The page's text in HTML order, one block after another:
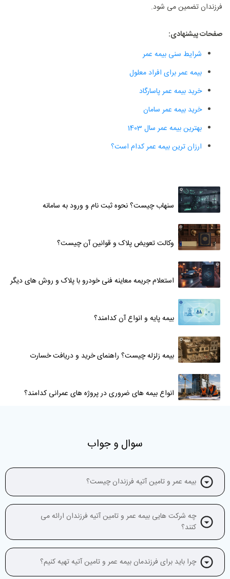
فرزندان تضمین می ‌شود.
صفحات پیشنهادی:
شرایط سنی بیمه عمر
بیمه عمر برای افراد معلول
خرید بیمه عمر پاسارگاد
خرید بیمه عمر سامان
بهترین بیمه عمر سال 1403
ارزان ترین بیمه عمر کدام است؟
سنهاب چیست؟ نحوه ثبت نام و ورود به سامانه
وکالت تعویض پلاک و قوانین آن چیست؟
استعلام جریمه معاینه فنی خودرو با پلاک و روش های دیگر
بیمه پایه و انواع آن کدامند؟
بیمه زلزله چیست؟ راهنمای خرید و دریافت خسارت
انواع بیمه های ضروری در پروژه های عمرانی کدامند؟
سوال و جواب
بیمه عمر و تامین آتیه فرزندان چیست؟
چه شرکت‌ هایی بیمه عمر و تامین آتیه فرزندان ارائه می
‌کنند؟
چرا باید برای فرزندمان بیمه عمر و تامین آتیه تهیه کنیم؟